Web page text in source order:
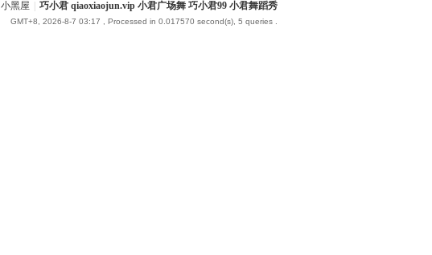
小黑屋 巧小君 qiaoxiaojun.vip 小君广场舞 巧小君99 小君舞蹈秀
GMT+8, 2026-8-7 03:17 , Processed in 0.017570 second(s), 5 queries .